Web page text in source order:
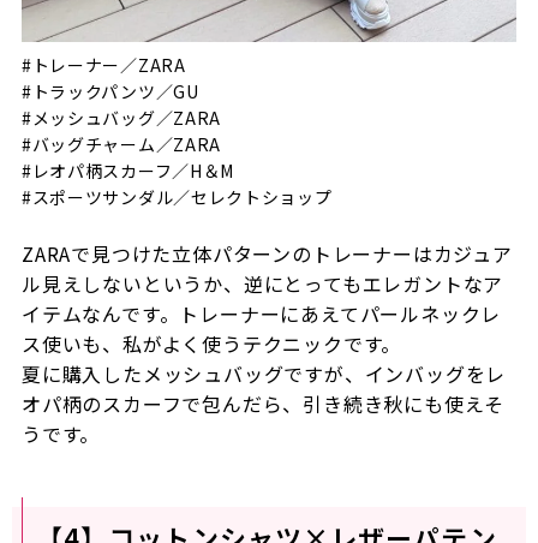
#トレーナー／ZARA
#トラックパンツ／GU
#メッシュバッグ／ZARA
#バッグチャーム／ZARA
#レオパ柄スカーフ／H＆M
#スポーツサンダル／セレクトショップ
ZARAで見つけた立体パターンのトレーナーはカジュア
ル見えしないというか、逆にとってもエレガントなア
イテムなんです。トレーナーにあえてパールネックレ
ス使いも、私がよく使うテクニックです。
夏に購入したメッシュバッグですが、インバッグをレ
オパ柄のスカーフで包んだら、引き続き秋にも使えそ
うです。